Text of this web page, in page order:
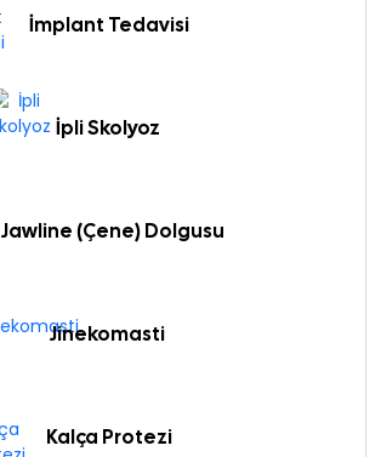
İmplant Tedavisi
İpli Skolyoz
Jawline (Çene) Dolgusu
Jinekomasti
Kalça Protezi